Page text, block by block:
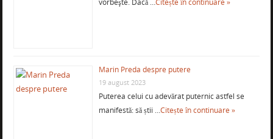
Marin Preda despre putere
19 august 2023
Puterea celui cu adevărat puternic astfel se
manifestă: să știi …Citește în continuare »